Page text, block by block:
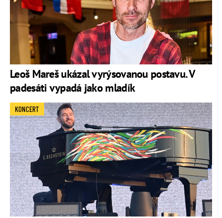
Leoš Mareš ukázal vyrýsovanou postavu. V
padesáti vypadá jako mladík
KONCERT